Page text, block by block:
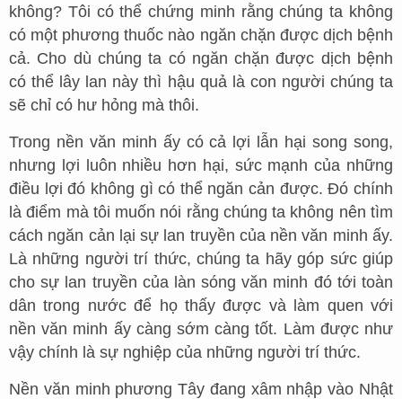
không? Tôi có thể chứng minh rằng chúng ta không
có một phương thuốc nào ngăn chặn được dịch bệnh
cả. Cho dù chúng ta có ngăn chặn được dịch bệnh
có thể lây lan này thì hậu quả là con người chúng ta
sẽ chỉ có hư hỏng mà thôi.
Trong nền văn minh ấy có cả lợi lẫn hại song song,
nhưng lợi luôn nhiều hơn hại, sức mạnh của những
điều lợi đó không gì có thể ngăn cản được. Đó chính
là điểm mà tôi muốn nói rằng chúng ta không nên tìm
cách ngăn cản lại sự lan truyền của nền văn minh ấy.
Là những người trí thức, chúng ta hãy góp sức giúp
cho sự lan truyền của làn sóng văn minh đó tới toàn
dân trong nước để họ thấy được và làm quen với
nền văn minh ấy càng sớm càng tốt. Làm được như
vậy chính là sự nghiệp của những người trí thức.
Nền văn minh phương Tây đang xâm nhập vào Nhật